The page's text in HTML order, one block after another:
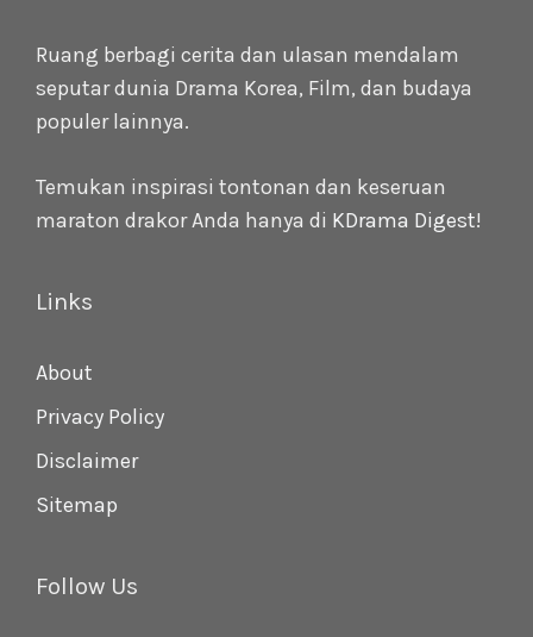
Ruang berbagi cerita dan ulasan mendalam
seputar dunia Drama Korea, Film, dan budaya
populer lainnya.
Temukan inspirasi tontonan dan keseruan
maraton drakor Anda hanya di KDrama Digest!
Links
About
Privacy Policy
Disclaimer
Sitemap
Follow Us